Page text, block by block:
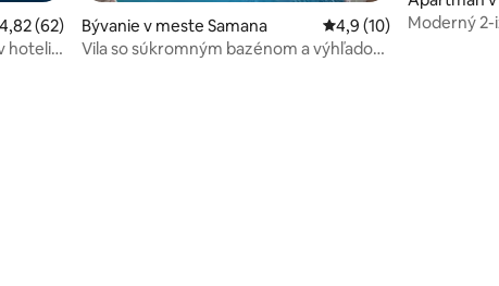
8
ohodnotenie 4,82 z 5, počet hodnotení: 62
4,82 (62)
hoteli
Bývanie v meste Samana Priemerné
4,9 (10)
Vila so súkromným bazénom a výhľadom
Moderný 2-